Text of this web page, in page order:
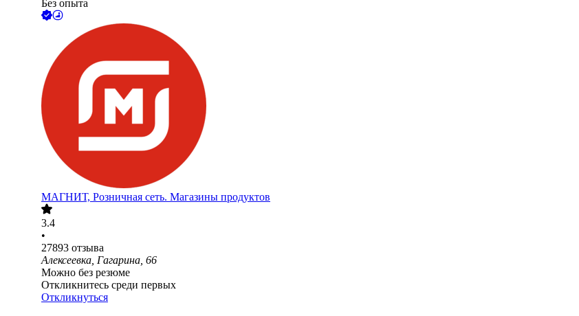
Без опыта
МАГНИТ, Розничная сеть. Магазины продуктов
3.4
•
27893 отзыва
Алексеевка, Гагарина, 66
Можно без резюме
Откликнитесь среди первых
Откликнуться